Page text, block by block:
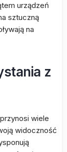
urządzeń
sztuczną
na
z
wiele
widoczność